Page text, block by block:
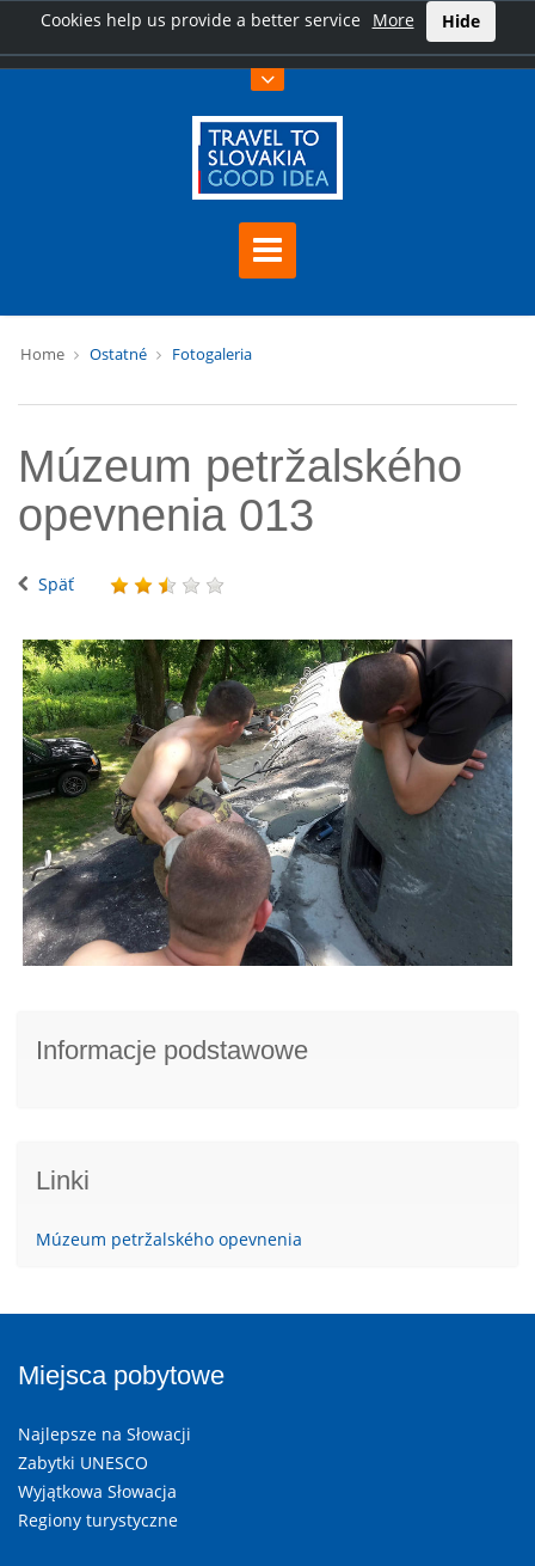
Cookies help us provide a better service More Hide
Home Ostatné Fotogaleria
Múzeum petržalského
opevnenia 013
Späť
Informacje podstawowe
Linki
Múzeum petržalského opevnenia
Miejsca pobytowe
Najlepsze na Słowacji
Zabytki UNESCO
Wyjątkowa Słowacja
Regiony turystyczne